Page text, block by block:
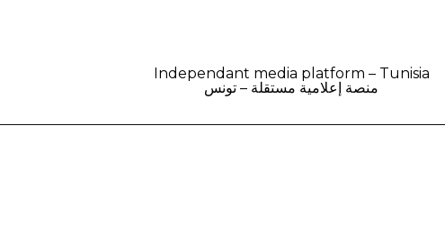
Independant media platform – Tunisia
منصة إعلامية مستقلة – تونس